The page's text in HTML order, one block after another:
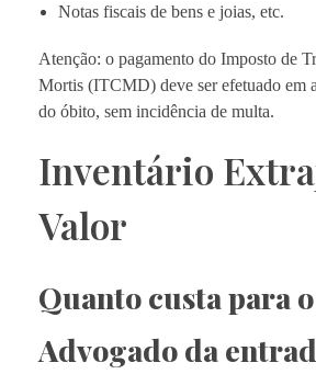
Notas fiscais de bens e joias, etc.
Atenção: o pagamento do Imposto de
Mortis (ITCMD) deve ser efetuado em
do óbito, sem incidência de multa.
Inventário
Valor
Quanto custa para o
Advogado da